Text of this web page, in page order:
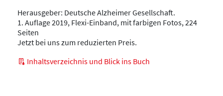
Herausgeber: Deutsche Alzheimer Gesellschaft.
1. Auflage 2019, Flexi-Einband, mit farbigen Fotos, 224
Seiten
Jetzt bei uns zum reduzierten Preis.
Inhaltsverzeichnis und Blick ins Buch